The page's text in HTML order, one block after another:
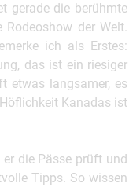
gerade die berühmte
der Welt.
ich als Erstes:
das ist ein riesiger
etwas langsamer, es
Kanadas ist
die Pässe prüft und
Tipps. So wissen